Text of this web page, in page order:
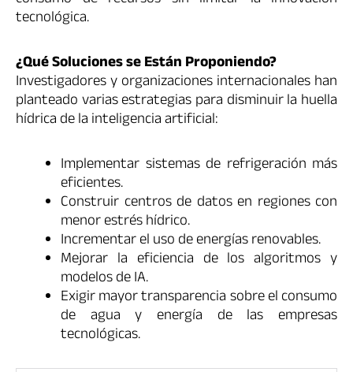
tecnológica.
¿Qué Soluciones se Están Proponiendo?
Investigadores y organizaciones internacionales han
planteado varias estrategias para disminuir la huella
hídrica de la inteligencia artificial:
Implementar sistemas de refrigeración más
eficientes.
Construir centros de datos en regiones con
menor estrés hídrico.
Incrementar el uso de energías renovables.
Mejorar la eficiencia de los algoritmos y
modelos de IA.
Exigir mayor transparencia sobre el consumo
de agua y energía de las empresas
tecnológicas.